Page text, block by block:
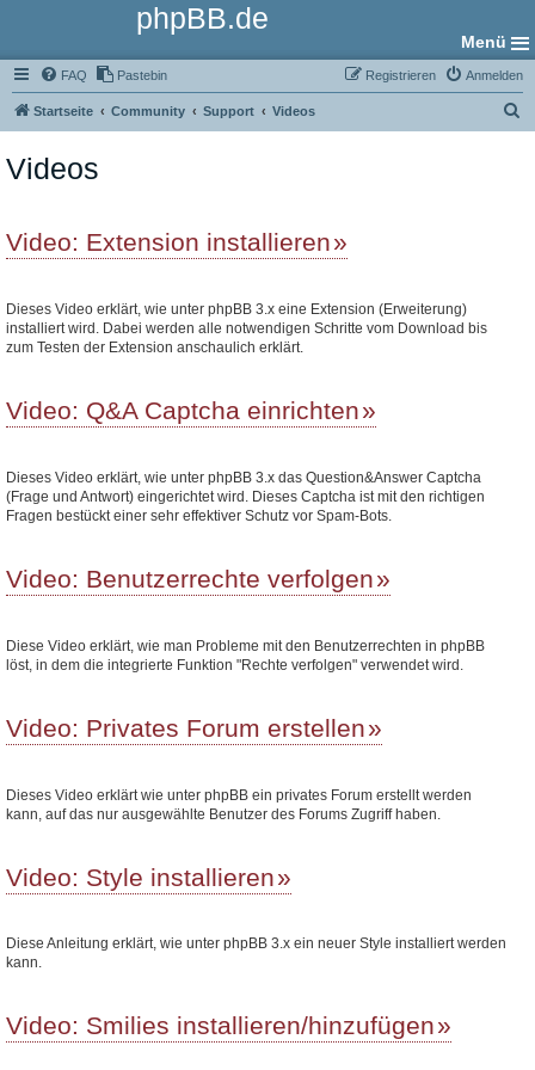
phpBB.de
Menü
FAQ Pastebin Anmelden
Registrieren
Startseite Community Support Videos
Videos
Video: Extension installieren
Dieses Video erklärt, wie unter phpBB 3.x eine Extension (Erweiterung)
installiert wird. Dabei werden alle notwendigen Schritte vom Download bis
zum Testen der Extension anschaulich erklärt.
Video: Q&A Captcha einrichten
Dieses Video erklärt, wie unter phpBB 3.x das Question&Answer Captcha
(Frage und Antwort) eingerichtet wird. Dieses Captcha ist mit den richtigen
Fragen bestückt einer sehr effektiver Schutz vor Spam-Bots.
Video: Benutzerrechte verfolgen
Diese Video erklärt, wie man Probleme mit den Benutzerrechten in phpBB
löst, in dem die integrierte Funktion "Rechte verfolgen" verwendet wird.
Video: Privates Forum erstellen
Dieses Video erklärt wie unter phpBB ein privates Forum erstellt werden
kann, auf das nur ausgewählte Benutzer des Forums Zugriff haben.
Video: Style installieren
Diese Anleitung erklärt, wie unter phpBB 3.x ein neuer Style installiert werden
kann.
Video: Smilies installieren/hinzufügen